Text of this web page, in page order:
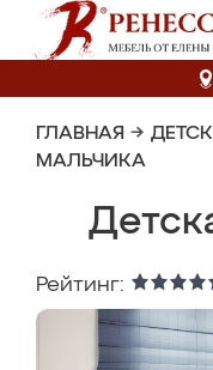
ГЛАВНАЯ →
МАЛЬЧИКА
Рейтинг: